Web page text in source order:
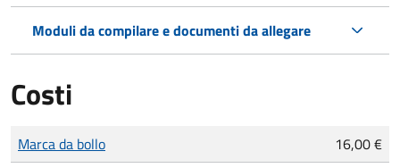
Moduli da compilare e documenti da allegare
Costi
Tipo di pagamento
Importo
Marca da bollo
16,00 €